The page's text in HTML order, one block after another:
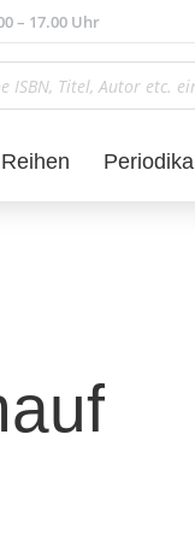
– 17.00 Uhr
Reihen Periodika